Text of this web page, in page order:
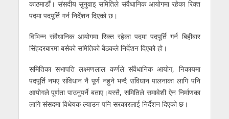
काठमाडौं। संसदीय सुनुवाइ समितिले संवैधानिक आयोगमा रहेका रिक्त
पदमा पदपूर्ति गर्न निर्देशन दिएको छ।
विभिन्न संवैधानिक आयोगमा रिक्त रहेका पदमा पदपूर्ति गर्न बिहीबार
सिंहदरबारमा बसेको समितिको बैठकले निर्देशन दिएको हो।
समितिका सभापति लक्ष्मणलाल कर्णले संवैधानिक आयोग, निकायमा
पदपूर्ति नभए संविधान नै पूर्ण नहुने भन्दै संविधान पालनाका लागि पनि
आयोगले पूर्णता पाउनुपर्ने बताए।यस्तै, समितिले समावेशी ऐन निर्माणका
लागि संसदमा विधेयक ल्याउन पनि सरकारलाई निर्देशन दिएको छ।